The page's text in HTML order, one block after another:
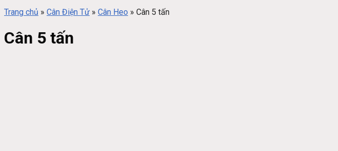
Trang chủ » Cân Điện Tử » Cân Heo » Cân 5 tấn
Cân 5 tấn